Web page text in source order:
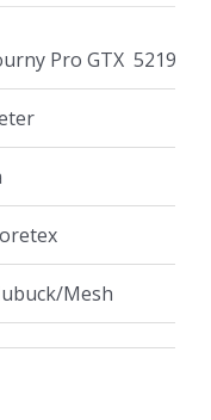
Pro GTX 5219 31
Mesh